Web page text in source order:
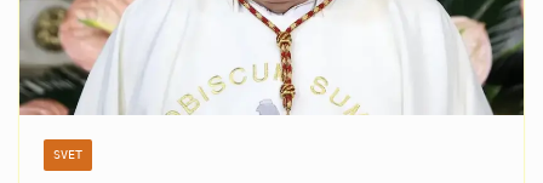
nasilje i krah: Evo koja žena
je razlog kraha braka Čede
Jovanovića! Kad vidite o kome
se radi neće vam bit dobro!
SVET